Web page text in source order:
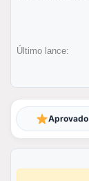
Último lance:
Aprovado